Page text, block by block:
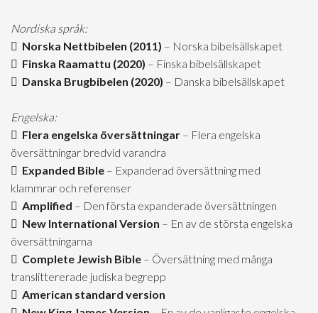
Nordiska språk:
Norska Nettbibelen (2011) – Norska bibelsällskapet
Finska Raamattu (2020) – Finska bibelsällskapet
Danska Brugbibelen (2020) – Danska bibelsällskapet
Engelska:
Flera engelska översättningar – Flera engelska
översättningar bredvid varandra
Expanded Bible – Expanderad översättning med
klammrar och referenser
Amplified – Den första expanderade översättningen
New International Version – En av de största engelska
översättningarna
Complete Jewish Bible – Översättning med många
translittererade judiska begrepp
American standard version